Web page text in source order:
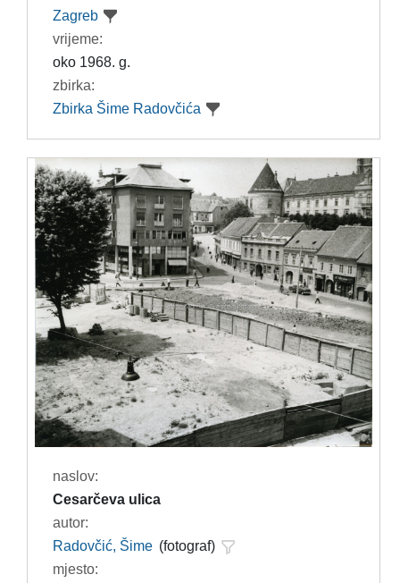
Zagreb
vrijeme:
oko 1968. g.
zbirka:
Zbirka Šime Radovčića
naslov:
Cesarčeva ulica
autor:
Radovčić, Šime (fotograf)
mjesto: